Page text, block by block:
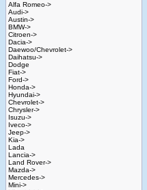
Alfa Romeo->
Audi->
Austin->
BMW->
Citroen->
Dacia->
Daewoo/Chevrolet->
Daihatsu->
Dodge
Fiat->
Ford->
Honda->
Hyundai->
Chevrolet->
Chrysler->
Isuzu->
Iveco->
Jeep->
Kia->
Lada
Lancia->
Land Rover->
Mazda->
Mercedes->
Mini->